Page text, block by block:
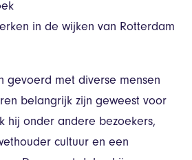
in de wijken van Rotterdam
gevoerd met diverse mensen
belangrijk zijn geweest voor
hij onder andere bezoekers,
cultuur en een